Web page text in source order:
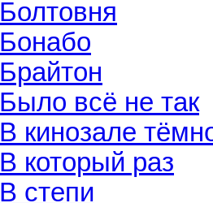
Болтовня
Бонабо
Брайтон
Было всё не так
В кинозале
В который раз
В степи